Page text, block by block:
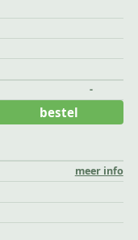
-
meer info
bestel